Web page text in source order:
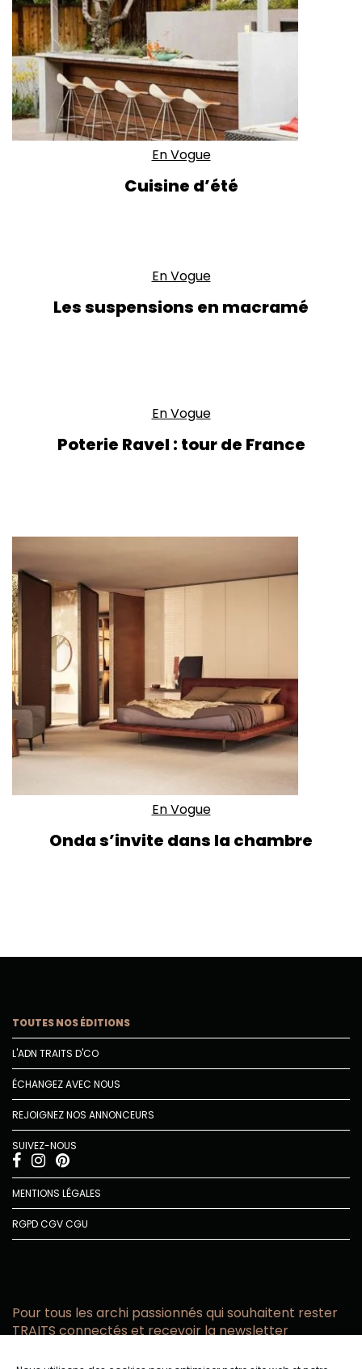
En Vogue
Cuisine d’été
En Vogue
Les suspensions en macramé
En Vogue
Poterie Ravel : tour de France
En Vogue
Onda s’invite dans la chambre
TOUTES NOS ÉDITIONS
L'ADN TRAITS D'CO
ÉCHANGEZ AVEC NOUS
REJOIGNEZ NOS ANNONCEURS
SUIVEZ-NOUS
MENTIONS LÉGALES
RGPDCGVCGU
Pour tous les archi passionnés qui souhaitent rester
TRAITS connectés et recevoir la newsletter